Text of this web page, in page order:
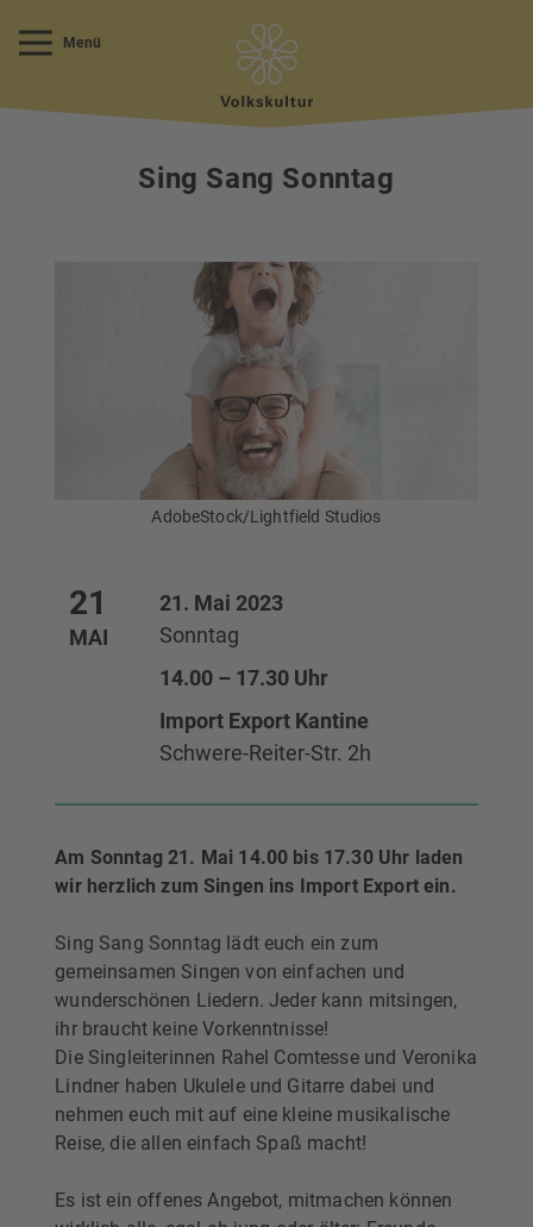
Menü
Sing Sang Sonntag
AdobeStock/Lightfield Studios
21
MAI
21. Mai 2023
Sonntag
14.00 – 17.30 Uhr
Import Export Kantine
Schwere-Reiter-Str. 2h
Am Sonntag 21. Mai 14.00 bis 17.30 Uhr laden
wir herzlich zum Singen ins Import Export ein.
Sing Sang Sonntag lädt euch ein zum
gemeinsamen Singen von einfachen und
wunderschönen Liedern. Jeder kann mitsingen,
ihr braucht keine Vorkenntnisse!
Die Singleiterinnen Rahel Comtesse und Veronika
Lindner haben Ukulele und Gitarre dabei und
nehmen euch mit auf eine kleine musikalische
Reise, die allen einfach Spaß macht!
Es ist ein offenes Angebot, mitmachen können